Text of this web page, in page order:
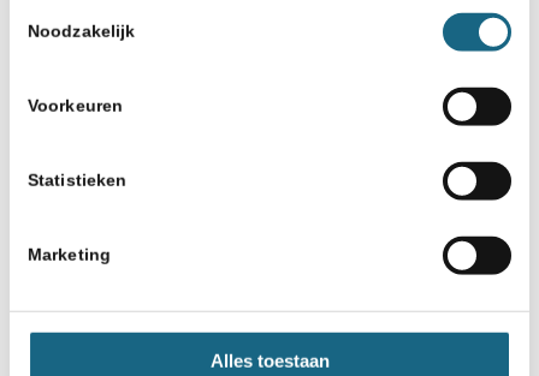
Noodzakelijk
Voorkeuren
Statistieken
Marketing
Alles toestaan
Schaakbond.nl wordt mede mogelijk